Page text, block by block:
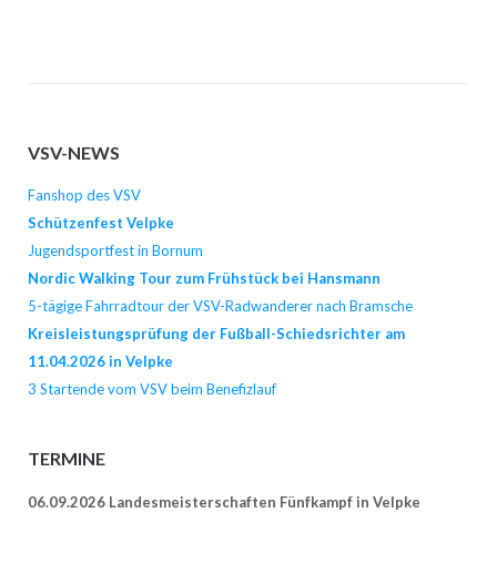
VSV-NEWS
Fanshop des VSV
Schützenfest Velpke
Jugendsportfest in Bornum
Nordic Walking Tour zum Frühstück bei Hansmann
5-tägige Fahrradtour der VSV-Radwanderer nach Bramsche
Kreisleistungsprüfung der Fußball-Schiedsrichter am
11.04.2026 in Velpke
3 Startende vom VSV beim Benefizlauf
TERMINE
06.09.2026 Landesmeisterschaften Fünfkampf in Velpke